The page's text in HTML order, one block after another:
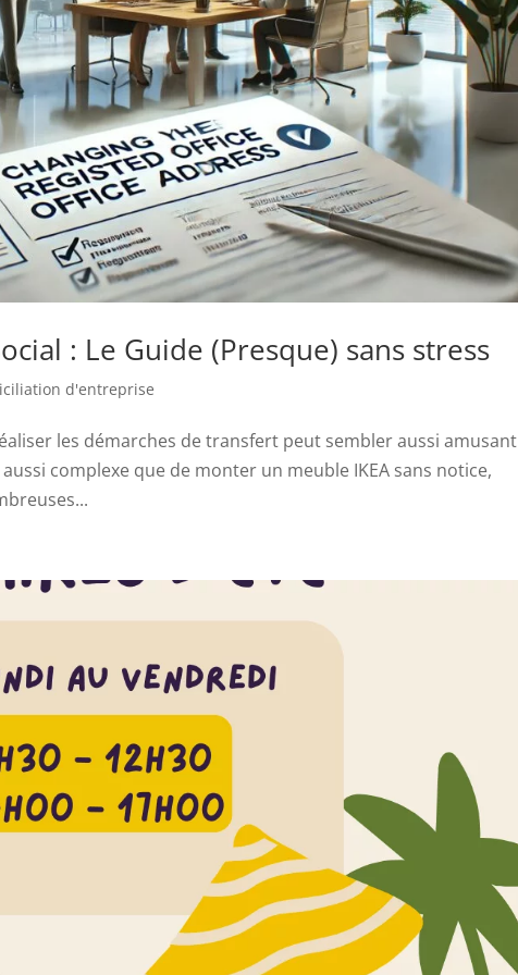
: Le Guide (Presque) sans stress
d'entreprise
les démarches de transfert peut sembler aussi amusant
complexe que de monter un meuble IKEA sans notice,